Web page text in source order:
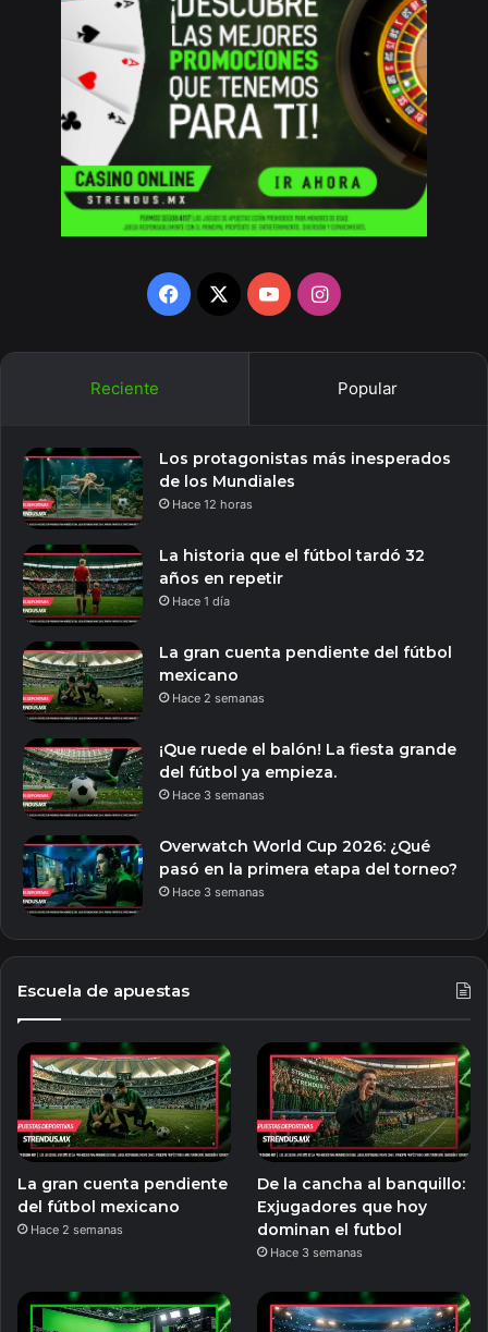
Facebook
X YouTubeInstagram
Reciente Popular
Los protagonistas más inesperados
de los Mundiales
Hace 12 horas
La historia que el fútbol tardó 32
años en repetir
Hace 1 día
La gran cuenta pendiente del fútbol
mexicano
Hace 2 semanas
¡Que ruede el balón! La fiesta grande
del fútbol ya empieza.
Hace 3 semanas
Overwatch World Cup 2026: ¿Qué
pasó en la primera etapa del torneo?
Hace 3 semanas
Escuela de apuestas
La gran cuenta pendiente
del fútbol mexicano
Hace 2 semanas
De la cancha al banquillo:
Exjugadores que hoy
dominan el futbol
Hace 3 semanas